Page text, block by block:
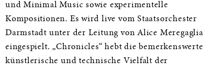
und Minimal Music sowie experimentelle
Kompositionen. Es wird live vom Staatsorchester
Darmstadt unter der Leitung von Alice Meregaglia
eingespielt. „Chronicles“ hebt die bemerkenswerte
künstlerische und technische Vielfalt der